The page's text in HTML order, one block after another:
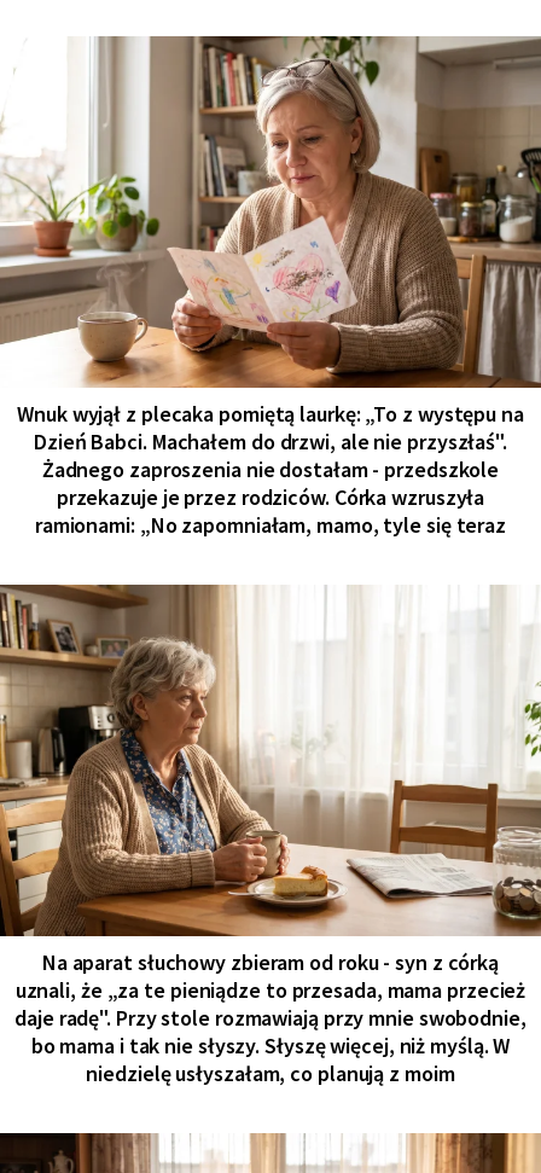
Wnuk wyjął z plecaka pomiętą laurkę: „To z występu na
Dzień Babci. Machałem do drzwi, ale nie przyszłaś".
Żadnego zaproszenia nie dostałam - przedszkole
przekazuje je przez rodziców. Córka wzruszyła
ramionami: „No zapomniałam, mamo, tyle się teraz
Na aparat słuchowy zbieram od roku - syn z córką
uznali, że „za te pieniądze to przesada, mama przecież
daje radę". Przy stole rozmawiają przy mnie swobodnie,
bo mama i tak nie słyszy. Słyszę więcej, niż myślą. W
niedzielę usłyszałam, co planują z moim